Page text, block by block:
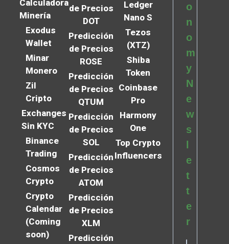
Calculadora
Minería
Exodus
Wallet
Minar
Monero
Zil
Cripto
Exchanges
Sin KYC
Binance
Trading
Cosmos
Crypto
Crypto
Calendar
(Coming
soon)
de Precios
DOT
Predicción
de Precios
ROSE
Predicción
de Precios
QTUM
Predicción
de Precios
SOL
Predicción
de Precios
ATOM
Predicción
de Precios
XLM
Predicción
Ledger
Nano S
Tezos
(XTZ)
Shiba
Token
Coinbase
Pro
Harmony
One
Top Crypto
Influencers
o
n
o
m
y
N
e
w
s
e
t
t
e
r